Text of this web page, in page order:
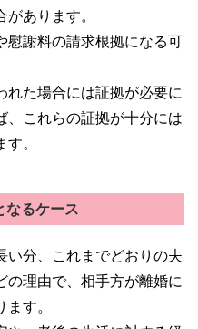
あります。
慰謝料の請求根拠になる可
れた場合には証拠が必要に
、これらの証拠が十分には
。
るケース
い分、これまでどおりの夫
の理由で、相手方が離婚に
す。